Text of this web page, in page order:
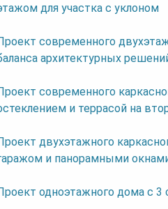
для участка с уклоном
современного
архитектурных
современного
и террасой на
двухэтажного
и панорамными
одноэтажного дома с 3